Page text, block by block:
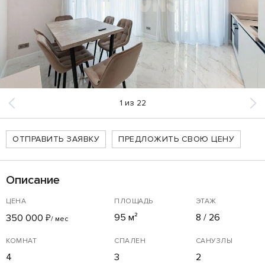
1 из 22
ОТПРАВИТЬ ЗАЯВКУ ПРЕДЛОЖИТЬ СВОЮ ЦЕНУ
Описание
ЦЕНА
350 000 ₽/ мес
ПЛОЩАДЬ
95 м²
ЭТАЖ
8 / 26
КОМНАТ
4
СПАЛЕН
3
САНУЗЛЫ
2